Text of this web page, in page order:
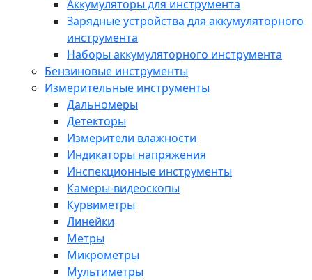
Аккумуляторы для инструмента
Зарядные устройства для аккумуляторного
инструмента
Наборы аккумуляторного инструмента
Бензиновые инструменты
Измерительные инструменты
Дальномеры
Детекторы
Измерители влажности
Индикаторы напряжения
Инспекционные инструменты
Камеры-видеоскопы
Курвиметры
Линейки
Метры
Микрометры
Мультиметры